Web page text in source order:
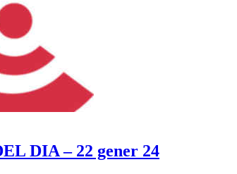
DIA – 22 gener 24